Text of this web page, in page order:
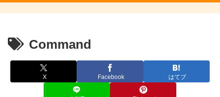
Command
X Facebook はてブ